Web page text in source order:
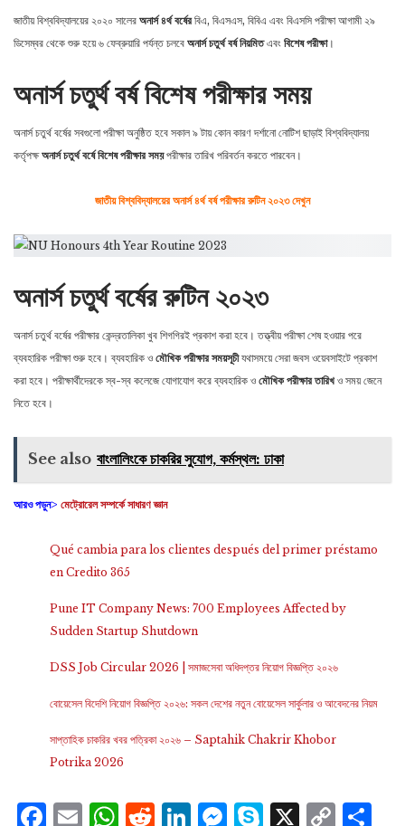
জাতীয় বিশ্ববিদ্যালয়ের ২০২০ সালের অনার্স ৪র্থ বর্ষেরবিএ, বিএসএস, বিবিএ এবং বিএসসি পরীক্ষা আগামী ২৯
ডিসেম্বর থেকে শুরু হয়ে ৬ ফেব্রুয়ারি পর্যন্ত চলবে অনার্স চতুর্থ বর্ষ নিয়মিতএবং বিশেষ পরীক্ষা।
অনার্স চতুর্থ বর্ষ বিশেষ পরীক্ষার সময়
অনার্স চতুর্থ বর্ষের সবগুলো পরীক্ষা অনুষ্ঠিত হবে সকাল ৯ টায় কোন কারণ দর্শানাে নোটিশ ছাড়াই বিশ্ববিদ্যালয়
কর্তৃপক্ষঅনার্স চতুর্থ বর্ষে বিশেষ পরীক্ষার সময়পরীক্ষার তারিখ পরিবর্তন করতে পারবেন।
জাতীয় বিশ্ববিদ্যালয়ের অনার্স ৪র্থ বর্ষ পরীক্ষার রুটিন ২০২৩ দেখুন
অনার্স চতুর্থ বর্ষের রুটিন ২০২৩
অনার্স চতুর্থ বর্ষের পরীক্ষার কেন্দ্রতালিকা খুব শিগগিরই প্রকাশ করা হবে। তত্ত্বীয় পরীক্ষা শেষ হওয়ার পরে
ব্যবহারিক পরীক্ষা শুরু হবে। ব্যবহারিক ও মৌখিক পরীক্ষার সময়সূচীযথাসময়ে সেরা জবস ওয়েবসাইটে প্রকাশ
করা হবে। পরীক্ষার্থীদেরকে স্ব-স্ব কলেজে যােগাযােগ করে ব্যবহারিক ও মৌখিক পরীক্ষার তারিখ ও সময় জেনে
নিতে হবে।
See also বাংলালিংকে চাকরির সুযোগ, কর্মস্থল: ঢাকা
আরও পড়ুন> মেট্রোরেল সম্পর্কে সাধারণ জ্ঞান
Qué cambia para los clientes después del primer préstamo
en Credito 365
Pune IT Company News: 700 Employees Affected by
Sudden Startup Shutdown
DSS Job Circular 2026 | সমাজসেবা অধিদপ্তর নিয়োগ বিজ্ঞপ্তি ২০২৬
বোয়েসেল বিদেশি নিয়োগ বিজ্ঞপ্তি ২০২৬: সকল দেশের নতুন বোয়েসেল সার্কুলার ও আবেদনের নিয়ম
সাপ্তাহিক চাকরির খবর পত্রিকা ২০২৬ – Saptahik Chakrir Khobor
Potrika 2026
Facebook
Email
WhatsApp
Reddit
LinkedIn
Messenger
Skype
X